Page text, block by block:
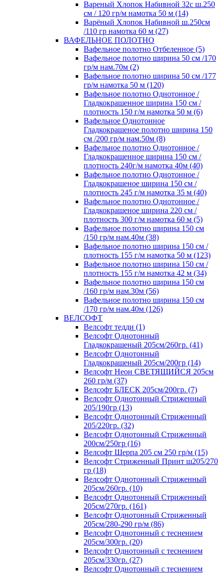
Вареный Хлопок Набивной 32с ш.250
см / 120 гр/м намотка 50 м (14)
Варёный Хлопок Набивной ш.250см
/110 гр намотка 60 м (27)
ВАФЕЛЬНОЕ ПОЛОТНО
Вафельное полотно Отбеленное (5)
Вафельное полотно ширина 50 см /170
гр/м нам.70м (2)
Вафельное полотно ширина 50 см /177
гр/м намотка 50 м (120)
Вафельное полотно Однотонное /
Гладкокрашенное ширина 150 см /
плотность 150 г/м намотка 50 м (6)
Вафельное Однотонное
Гладкокрашеное полотно ширина 150
см /200 гр/м нам.50м (8)
Вафельное полотно Однотонное /
Гладкокрашенное ширина 150 см /
плотность 240г/м намотка 40м (40)
Вафельное полотно Однотонное /
Гладкокрашеное ширина 150 см /
плотность 245 г/м намотка 35 м (40)
Вафельное полотно Однотонное /
Гладкокрашеное ширина 220 см /
плотность 300 г/м намотка 60 м (5)
Вафельное полотно ширина 150 см
/150 гр/м нам.40м (38)
Вафельное полотно ширина 150 см /
плотность 155 г/м намотка 50 м (123)
Вафельное полотно ширина 150 см /
плотность 155 г/м намотка 42 м (34)
Вафельное полотно ширина 150 см
/160 гр/м нам.30м (56)
Вафельное полотно ширина 150 см
/170 гр/м нам.40м (126)
ВЕЛСОФТ
Велсофт тедди (1)
Велсофт Однотонный
Гладкокрашеный 205см/260гр. (41)
Велсофт Однотонный
Гладкокрашеный 205см/200гр (14)
Велсофт Неон СВЕТЯЩИЙСЯ 205см
260 гр/м (37)
Велсофт БЛЕСК 205см/200гр. (7)
Велсофт Однотонный Стриженный
205/190гр (13)
Велсофт Однотонный Стриженный
205/220гр. (32)
Велсофт Однотонный Стриженный
200см/250гр (16)
Велсофт Шерпа 205 см 250 гр/м (15)
Велсофт Стриженный Принт ш205/270
гр (18)
Велсофт Однотонный Стриженный
205см/260гр. (10)
Велсофт Однотонный Стриженный
205см/270гр. (161)
Велсофт Однотонный Стриженный
205см/280-290 гр/м (86)
Велсофт Однотонный с теснением
205см/300гр. (20)
Велсофт Однотонный с теснением
205см/330гр. (27)
Велсофт Однотонный с теснением